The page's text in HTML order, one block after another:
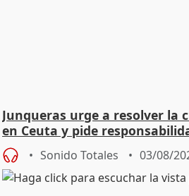
Junqueras urge a resolver la
en Ceuta y pide
Sonido Totales 03/08/